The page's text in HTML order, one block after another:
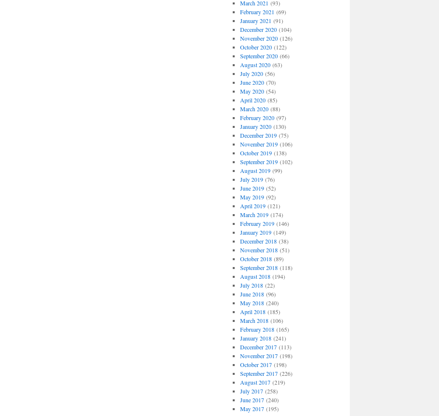
March 2021 (93)
February 2021 (69)
January 2021 (91)
December 2020(104)
November 2020(126)
October 2020(122)
September 2020(66)
August 2020(63)
July 2020(56)
June 2020(70)
May 2020(54)
April 2020(85)
March 2020(88)
February 2020(97)
January 2020(130)
December 2019(75)
November 2019(106)
October 2019(138)
September 2019(102)
August 2019(99)
July 2019(76)
June 2019(52)
May 2019(92)
April 2019(121)
March 2019(174)
February 2019(146)
January 2019(149)
December 2018(38)
November 2018(51)
October 2018(89)
September 2018(118)
August 2018(194)
July 2018(22)
June 2018(96)
May 2018(240)
April 2018(185)
March 2018(106)
February 2018(165)
January 2018(241)
December 2017(113)
November 2017(198)
October 2017(198)
September 2017(226)
August 2017(219)
July 2017(258)
June 2017(240)
May 2017(195)